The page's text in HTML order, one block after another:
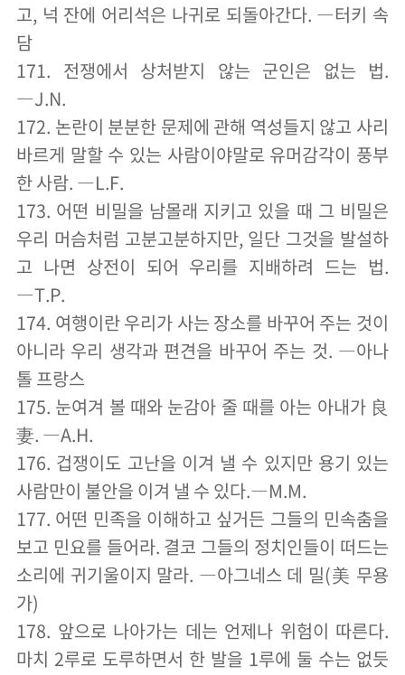
고, 넉 잔에 어리석은 나귀로 되돌아간다. ―터키 속
담
171. 전쟁에서 상처받지 않는 군인은 없는 법.
―J.N.
172. 논란이 분분한 문제에 관해 역성들지 않고 사리
바르게 말할 수 있는 사람이야말로 유머감각이 풍부
한 사람. ―L.F.
173. 어떤 비밀을 남몰래 지키고 있을 때 그 비밀은
우리 머슴처럼 고분고분하지만, 일단 그것을 발설하
고 나면 상전이 되어 우리를 지배하려 드는 법.
―T.P.
174. 여행이란 우리가 사는 장소를 바꾸어 주는 것이
아니라 우리 생각과 편견을 바꾸어 주는 것. ―아나
톨 프랑스
175. 눈여겨 볼 때와 눈감아 줄 때를 아는 아내가 良
妻. ―A.H.
176. 겁쟁이도 고난을 이겨 낼 수 있지만 용기 있는
사람만이 불안을 이겨 낼 수 있다.―M.M.
177. 어떤 민족을 이해하고 싶거든 그들의 민속춤을
보고 민요를 들어라. 결코 그들의 정치인들이 떠드는
소리에 귀기울이지 말라. ―아그네스 데 밀(美 무용
가)
178. 앞으로 나아가는 데는 언제나 위험이 따른다.
마치 2루로 도루하면서 한 발을 1루에 둘 수는 없듯